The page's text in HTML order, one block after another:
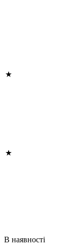
В наявності